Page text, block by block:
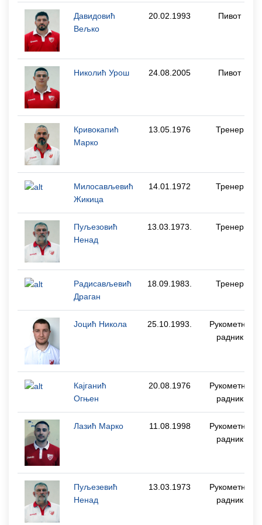
Давидовић
Вељко
20.02.1993 Пивот
Николић Урош 24.08.2005 Пивот
Кривокапић
Марко
13.05.1976 Тренер
Милосављевић
Жикица
14.01.1972 Тренер
Пуљезовић
Ненад
13.03.1973. Тренер
Радисављевић
Драган
18.09.1983. Тренер
Јоцић Никола 25.10.1993.
Рукометни
радник
Кајганић
Огњен
20.08.1976
Рукометни
радник
Лазић Марко 11.08.1998
Рукометни
радник
Пуљезевић
Ненад
13.03.1973
Рукометни
радник